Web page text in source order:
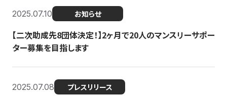
2025.07.10 お知らせ
【二次助成先8団体決定！】2ヶ月で20人のマンスリーサポー
ター募集を目指します
2025.07.08 プレスリリース